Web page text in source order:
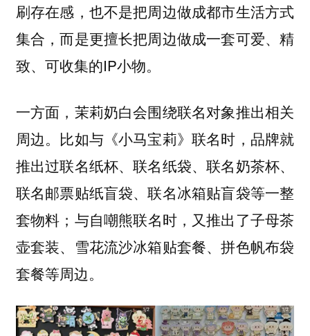
刷存在感，也不是把周边做成都市生活方式
集合，而是更擅长把周边做成一套可爱、精
致、可收集的IP小物。
一方面，茉莉奶白会围绕联名对象推出相关
周边。比如与《小马宝莉》联名时，品牌就
推出过联名纸杯、联名纸袋、联名奶茶杯、
联名邮票贴纸盲袋、联名冰箱贴盲袋等一整
套物料；与自嘲熊联名时，又推出了子母茶
壶套装、雪花流沙冰箱贴套餐、拼色帆布袋
套餐等周边。